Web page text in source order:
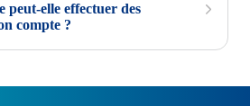
peut-elle effectuer des
compte ?